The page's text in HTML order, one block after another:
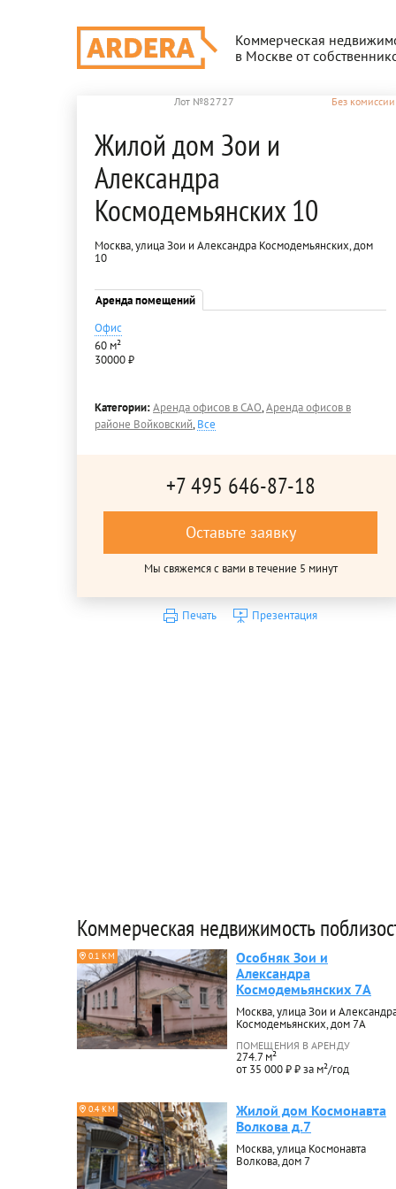
Коммерческая
в Москве от
Лот №82727 Без комиссии
Жилой дом Зои и
Александра
Космодемьянских 10
Москва, улица Зои и Александра Космодемьянских, дом
10
Аренда помещений
Офис
60 м²
30000 ₽
Категории:Аренда офисов в САО,Аренда офисов в
районе Войковский,Все
+7 495 646-87-18
Оставьте заявку
Мы свяжемся с вами в течение 5 минут
Печать Презентация
Коммерческая недвижимость
0.1 КМ
Особняк Зои и
Александра
Космодемьянских 7А
Москва, улица Зои и
Космодемьянских, дом 7А
ПОМЕЩЕНИЯ В АРЕНДУ
274.7 м²
от 35 000 ₽ ₽ за м²/год
0.4 КМ
Жилой дом Космонавта
Волкова д.7
Москва, улица Космонавта
Волкова, дом 7